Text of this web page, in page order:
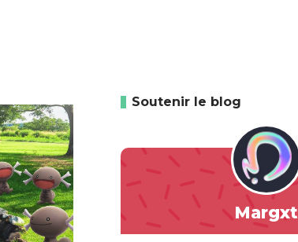
Soutenir le blog
Margxt